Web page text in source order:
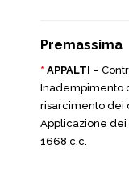
Premassima
* APPALTI –
Inadempimento
risarcimento dei
Applicazione dei
1668 c.c.